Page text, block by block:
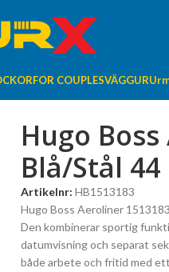
FOR COUPLESVÄGGUR
Hugo
Blå/Stål 44
Artikelnr: HB1513183
Hugo Boss Aeroliner
Den kombinerar sportig
datumvisning och separat
både arbete och fritid med